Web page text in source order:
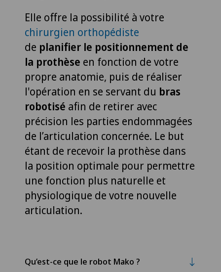
Elle offre la possibilité à votre
chirurgien orthopédiste
de planifier le positionnement de
la prothèse en fonction de votre
propre anatomie, puis de réaliser
l'opération en se servant du bras
robotisé afin de retirer avec
précision les parties endommagées
de l’articulation concernée. Le but
étant de recevoir la prothèse dans
la position optimale pour permettre
une fonction plus naturelle et
physiologique de votre nouvelle
articulation.
Qu’est-ce que le robot Mako ?